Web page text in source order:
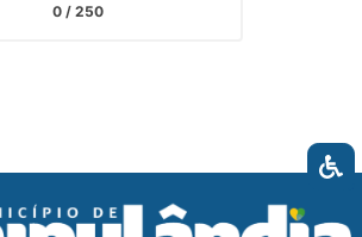
0/ 250